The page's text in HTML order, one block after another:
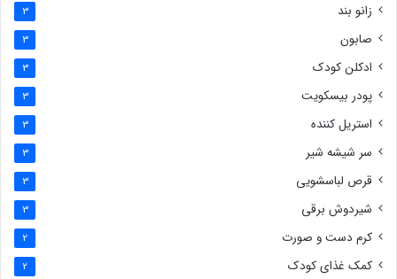
زانو بند 3
صابون 3
ادکلن کودک 3
پودر بیسکویت 3
استریل کننده 3
سر شیشه شیر 3
قرص لباسشویی 3
شیردوش برقی 3
کرم دست و صورت 2
کمک غذای کودک 2